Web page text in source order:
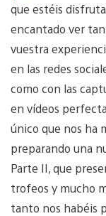
que estéis
encantado ver
vuestra
en las redes
como con las
en vídeos
único que nos ha
preparando una
Parte II, que
trofeos y mucho
tanto nos habéis